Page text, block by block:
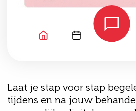
Laat je stap voor stap
tijdens en na jouw